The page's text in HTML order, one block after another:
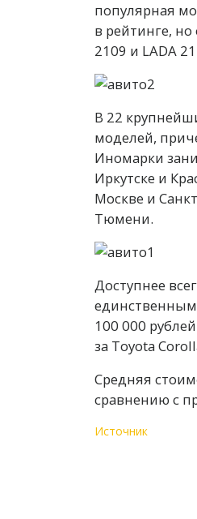
популярная
в рейтинге,
2109 и LADA
В 22
моделей,
Иномарки
Иркутске и
Москве и
Тюмени.
Доступнее
100 000
за Toyota
Средняя
сравнению с
Источник